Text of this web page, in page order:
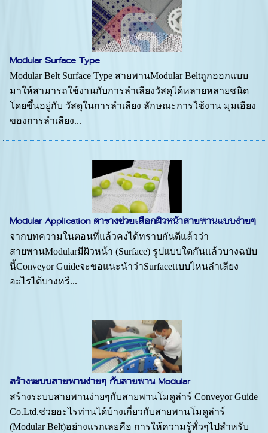
Modular Surface Type
Modular Belt Surface Type สายพานModular Beltถูกออกแบบ
มาให้สามารถใช้งานกับการลำเลียงวัสดุได้หลายหลายชนิด
โดยขึ้นอยู่กับ วัสดุในการลำเลียง ลักษณะการใช้งาน มุมเอียง
ของการลำเลียง...
Modular Application ตารางช่วยเลือกผิวหน้าสายพานแบบง่ายๆ
จากบทความในตอนที่แล้วคงได้ทราบกันดีแล้วว่า
สายพานModularมีผิวหน้า (Surface) รูปแบบใดกันแล้วบางฉบับ
นี้Conveyor Guideจะขอแนะนำว่าSurfaceแบบไหนลำเลียง
อะไรได้บางหรื...
สร้างระบบสายพานง่ายๆ กับสายพาน Modular
สร้างระบบสายพานง่ายๆกับสายพานโมดูล่าร์ Conveyor Guide
Co.Ltd.ช่วยอะไรท่านได้บ้างเกี่ยวกับสายพานโมดูล่าร์
(Modular Belt)อย่างแรกเลยคือ การให้ความรู้ทั่วๆไปสำหรับ